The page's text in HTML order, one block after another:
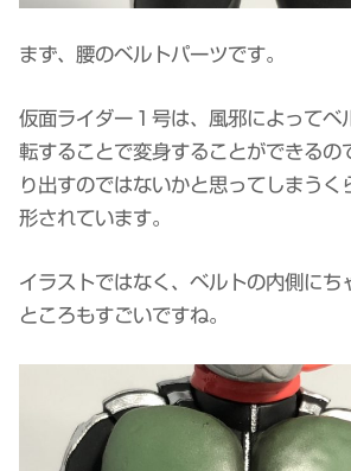
まず、腰のベルトパーツです。
仮面ライダー１号は、風邪によってベ
転することで変身することができるの
り出すのではないかと思ってしまうく
形されています。
イラストではなく、ベルトの内側にち
ところもすごいですね。